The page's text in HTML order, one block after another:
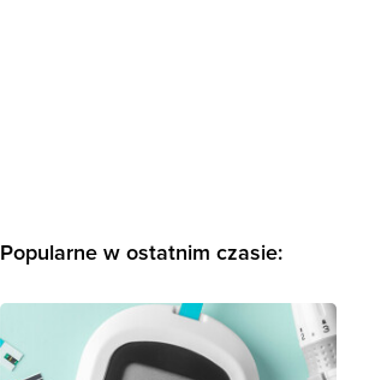
Popularne w ostatnim czasie: